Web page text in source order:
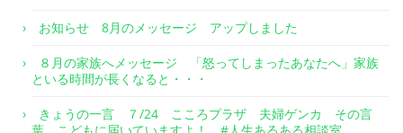
お知らせ 8月のメッセージ アップしました
８月の家族へメッセージ 「怒ってしまったあなたへ」家族
といる時間が長くなると・・・
きょうの一言 ７/24 こころプラザ 夫婦ゲンカ その言